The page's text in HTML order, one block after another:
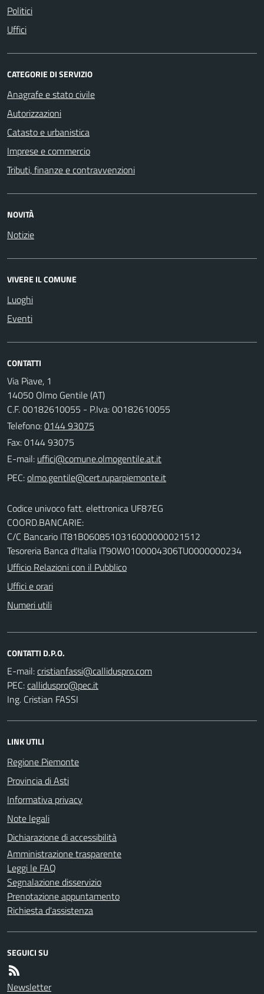
Politici
Uffici
CATEGORIE DI SERVIZIO
Anagrafe e stato civile
Autorizzazioni
Catasto e urbanistica
Imprese e commercio
Tributi, finanze e contravvenzioni
NOVITÀ
Notizie
VIVERE IL COMUNE
Luoghi
Eventi
CONTATTI
Via Piave, 1
14050 Olmo Gentile (AT)
C.F. 00182610055 - P.Iva: 00182610055
Telefono:0144 93075
Fax: 0144 93075
E-mail:
PEC:
Codice univoco fatt. elettronica UF87EG
COORD.BANCARIE:
C/C Bancario IT81B0608510316000000021512
Tesoreria Banca d'Italia IT90W0100004306TU0000000234
Ufficio Relazioni con il Pubblico
Uffici e orari
Numeri utili
CONTATTI D.P.O.
E-mail:
PEC:
Ing. Cristian FASSI
LINK UTILI
Regione Piemonte
Provincia di Asti
Informativa privacy
Note legali
Dichiarazione di accessibilità
Amministrazione trasparente
Leggi le FAQ
Segnalazione disservizio
Prenotazione appuntamento
Richiesta d'assistenza
SEGUICI SU
Newsletter